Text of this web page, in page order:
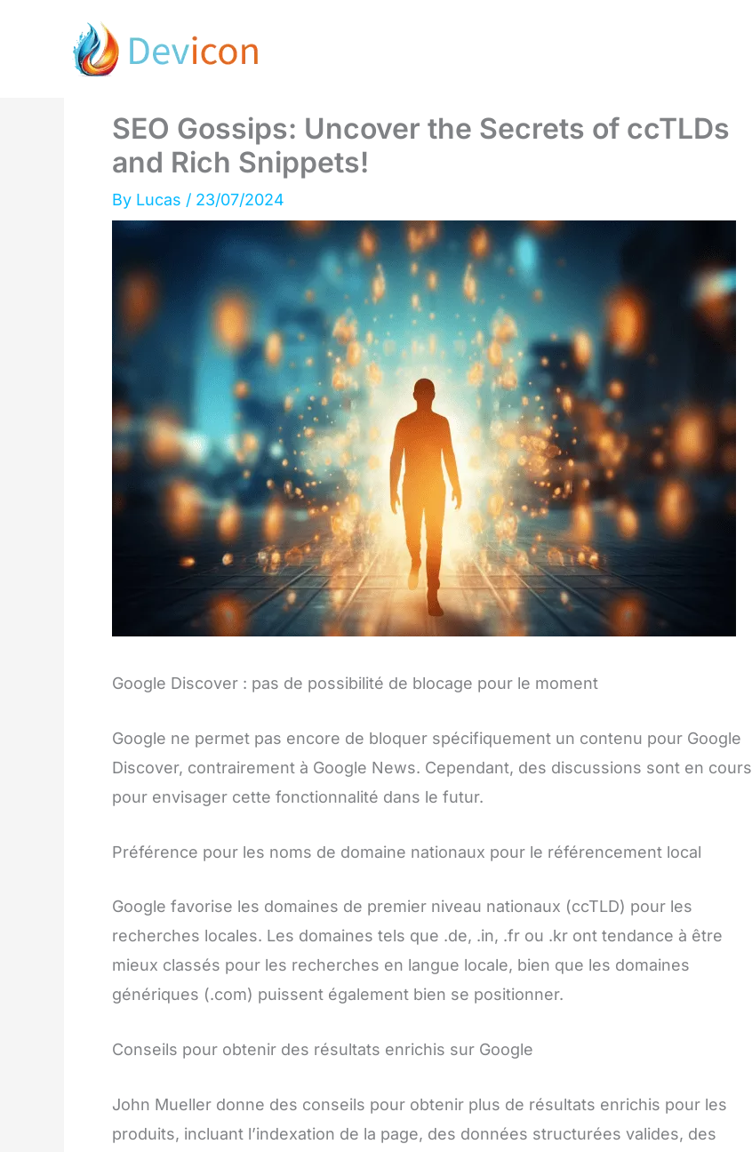
SEO Gossips: Uncover the Secrets of ccTLDs
and Rich Snippets!
By Lucas / 23/07/2024
Google Discover : pas de possibilité de blocage pour le moment
Google ne permet pas encore de bloquer spécifiquement un contenu pour Google
Discover, contrairement à Google News. Cependant, des discussions sont en cours
pour envisager cette fonctionnalité dans le futur.
Préférence pour les noms de domaine nationaux pour le référencement local
Google favorise les domaines de premier niveau nationaux (ccTLD) pour les
recherches locales. Les domaines tels que .de, .in, .fr ou .kr ont tendance à être
mieux classés pour les recherches en langue locale, bien que les domaines
génériques (.com) puissent également bien se positionner.
Conseils pour obtenir des résultats enrichis sur Google
John Mueller donne des conseils pour obtenir plus de résultats enrichis pour les
produits, incluant l’indexation de la page, des données structurées valides, des